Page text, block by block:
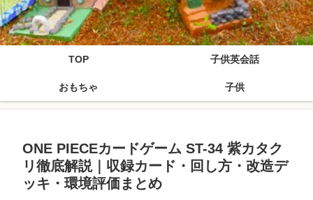
TOP 子供英会話
おもちゃ 子供
ONE PIECEカードゲーム ST-34 紫カタク
リ徹底解説｜収録カード・回し方・改造デ
ッキ・環境評価まとめ